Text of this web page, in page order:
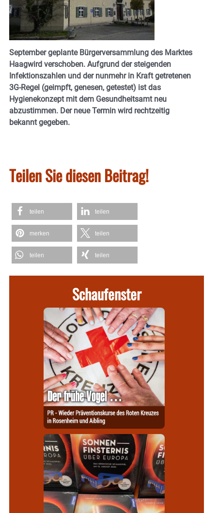
September geplante Bürgerversammlung des Marktes
Haagwird verschoben. Aufgrund der steigenden
Infektionszahlen und der nunmehr in Kraft getretenen
3G-Regel (geimpft, genesen, getestet) ist das
Hygienekonzept mit dem Gesundheitsamt neu
abzustimmen. Der neue Termin wird rechtzeitig
bekannt gegeben.
Teilen Sie diesen Beitrag!
teilen teilen
merken teilen
teilen teilen
Schaufenster